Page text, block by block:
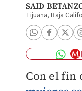
SAID
Tijuana, Baja
Con el fin